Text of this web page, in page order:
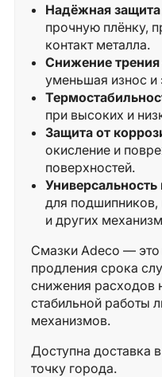
Надёжная защита
прочную плёнку,
контакт металла.
Снижение трения
уменьшая износ и
при высоких и
Защита от
окисление и
поверхностей.
для
и других
Смазки Adeco —
продления срока
снижения расходов
стабильной работы
механизмов.
Доступна доставка
точку города.